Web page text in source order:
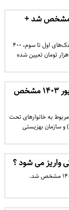
واریز یارانه مهر ۱۴۰۳ مشخص شد +
مبلغ یارانه نقدی برای خانوارهای دهک‌های اول تا سوم، ۴۰۰
هزار تومان و برای بقیه خانوارها ۳۰۰ هزار تومان تعیین شده
زمان دقیق واریز یارانه شهریور ۱۴۰۳ مشخص
مرحله اول واریز یارانه شهریور ۱۴۰۳ مربوط به خانوار‌های تحت
و سازمان بهزیستی